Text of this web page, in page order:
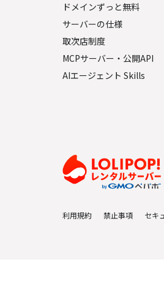
ドメインずっと無料
サーバーの仕様
取次店制度
MCPサーバー・公開API
AIエージェント Skills
利用規約 禁止事項 セキ